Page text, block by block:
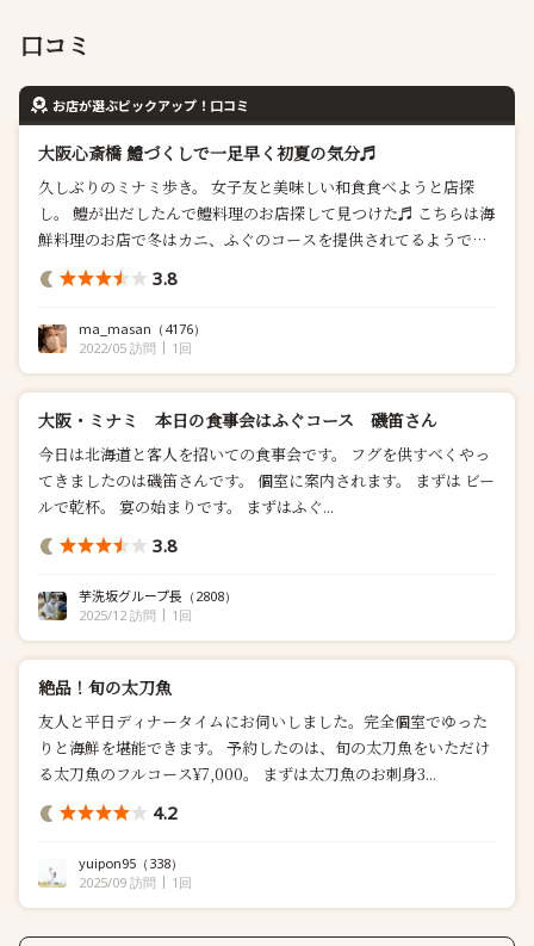
口コミ
お店が選ぶピックアップ！口コミ
大阪心斎橋 鱧づくしで一足早く初夏の気分♬
久しぶりのミナミ歩き。 女子友と美味しい和食食べようと店探
し。 鱧が出だしたんで鱧料理のお店探して見つけた♬ こちらは海
鮮料理のお店で冬はカニ、ふぐのコースを提供されてるようで
す。 今回は、淡路島産の活ハモが堪能できる全8品の 雅コースを
いただいて来ました。 期間限定で8,800円のところを6,500円。
❗️...
3.8
ma_masan （4176）
2022/05 訪問
1回
大阪・ミナミ 本日の食事会はふぐコース 磯笛さん
今日は北海道と客人を招いての食事会です。 フグを供すべくやっ
てきましたのは磯笛さんです。 個室に案内されます。 まずは ビー
ルで乾杯。 宴の始まりです。 まずはふぐ...
3.8
芋洗坂グループ長 （2808）
2025/12 訪問
1回
絶品！旬の太刀魚
友人と平日ディナータイムにお伺いしました。完全個室でゆった
りと海鮮を堪能できます。 予約したのは、旬の太刀魚をいただけ
る太刀魚のフルコース¥7,000。 まずは太刀魚のお刺身3...
4.2
yuipon95 （338）
2025/09 訪問
1回